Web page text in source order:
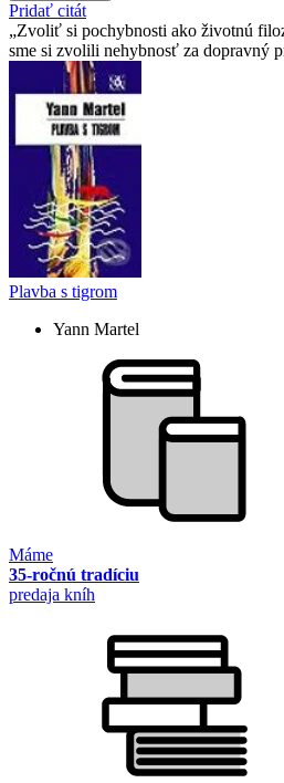
Pridať citát
Zvoliť si pochybnosti ako životnú
sme si zvolili nehybnosť za dopravný
Plavba s tigrom
Yann Martel
Máme
35-ročnú tradíciu
predaja kníh